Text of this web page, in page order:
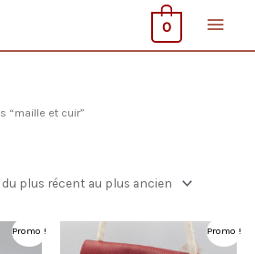
0
“maille et cuir”
Promo ! Promo !